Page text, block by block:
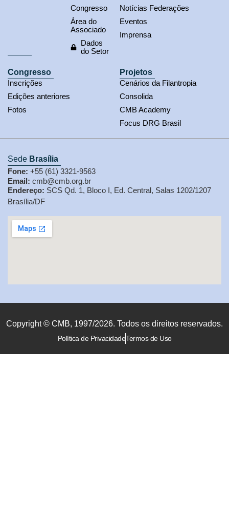
Congresso
Área do
Associado
Dados
do Setor
Notícias Federações
Eventos
Imprensa
Congresso
Inscrições
Edições anteriores
Fotos
Projetos
Cenários da Filantropia
Consolida
CMB Academy
Focus DRG Brasil
Sede Brasília
Fone: +55 (61) 3321-9563
Email: cmb@cmb.org.br
Endereço: SCS Qd. 1, Bloco I, Ed. Central, Salas 1202/1207
Brasília/DF
Copyright © CMB, 1997/2026. Todos os direitos reservados.
Política de PrivacidadeTermos de Uso